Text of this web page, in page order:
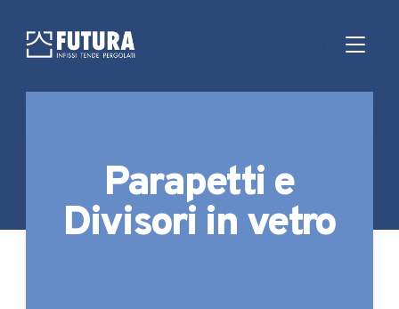
Parapetti e
Divisori in vetro